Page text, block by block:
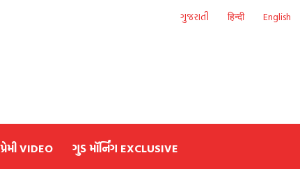
ગુજરાતી हिन्दी English
VIDEO ગુડ મૉર્નિંગ EXCLUSIVE